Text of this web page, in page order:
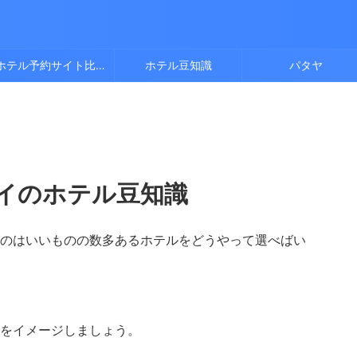
ホテル予約サイト比較 ホテル豆知識 パタヤ
のホテル豆知識
はいいものの数多あるホテルをどうやって選べばい
イメージしましょう。